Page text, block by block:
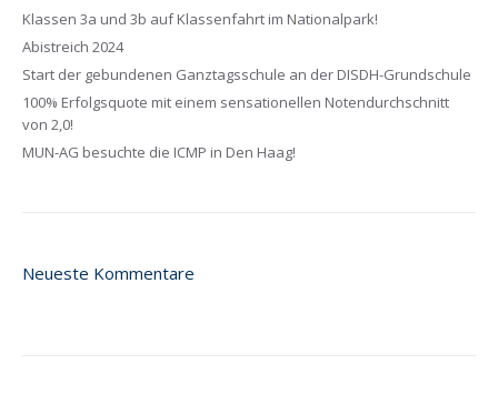
Klassen 3a und 3b auf Klassenfahrt im Nationalpark!
Abistreich 2024
Start der gebundenen Ganztagsschule an der DISDH-Grundschule
100% Erfolgsquote mit einem sensationellen Notendurchschnitt
von 2,0!
MUN-AG besuchte die ICMP in Den Haag!
Neueste Kommentare